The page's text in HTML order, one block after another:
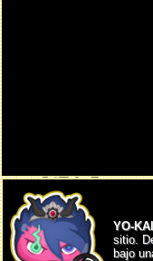
YO-
sitio.
bajo